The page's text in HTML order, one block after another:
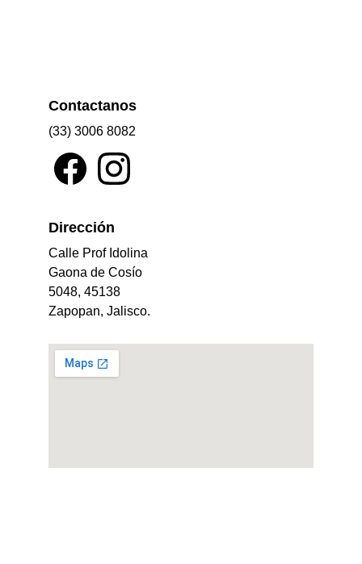
Dirección
Calle Prof Idolina
Gaona de Cosío
5048, 45138
Zapopan, Jalisco.
Contactanos
(33) 3006 8082